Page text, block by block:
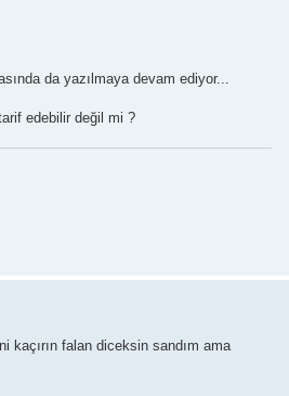
da yazılmaya devam ediyor...
edebilir değil mi ?
kaçırın falan diceksin sandım ama